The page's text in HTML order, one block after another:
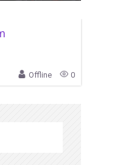
Offline 0